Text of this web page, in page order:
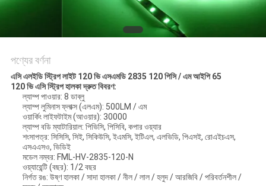
পণ্যের বর্ণনা
এসি এলইডি স্ট্রিপ লাইট 120 ভি এসএমডি 2835 120 পিসি / এম আইপি 65
120 ভি এসি স্ট্রিপ হালকা দ্রুত বিবরণ:
ল্যাম্প পাওয়ার: 8 ডাব্লু
ল্যাম্প লুমিনাস ফ্লাক্স (এলএম): 500LM / এম
ওয়ার্কিং লাইফটাইম (আওয়ার): 30000
ল্যাম্প বডি ম্যাটারিয়াল: পিভিসি, পিসিবি, কপার ওয়্যার
শংসাপত্র: সিসিসি, সিই, সিকিউসি, ইএমসি, ইটিএল, এলভিডি, পিএসই, রোএইচএস,
এসএএসও, ভিডিই
মডেল নম্বর: FML-HV-2835-120-N
ওয়্যারেন্টি (বছর): 1/2 বছর
নির্গত রঙ: উষ্ণ হালকা / সাদা হালকা / নীল / লাল / হলুদ / আরজিবি / পরিবর্তনশীল /